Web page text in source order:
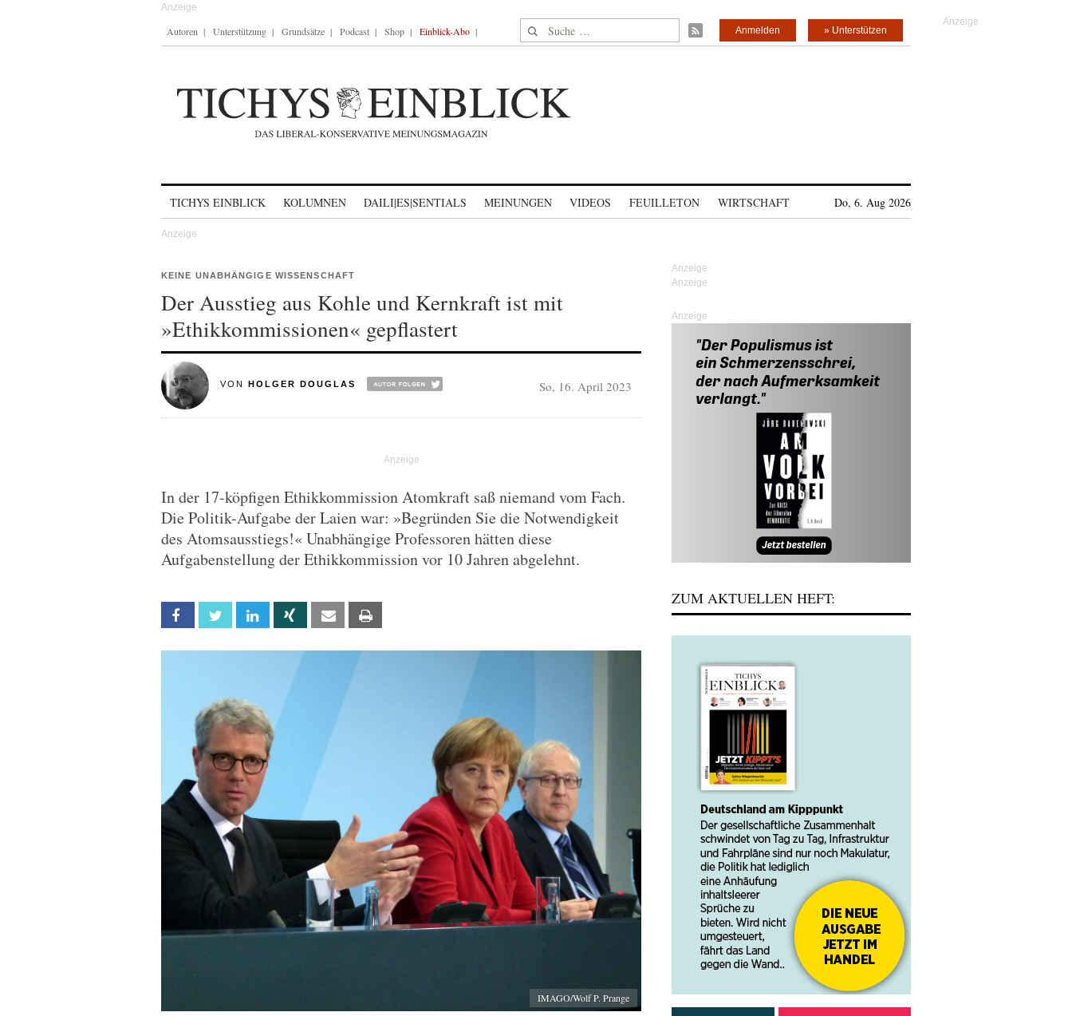
Autoren Unterstützung Grundsätze Podcast Shop Einblick-Abo Suche nach: » Unterstützen
Anmelden
TICHYS EINBLICK KOLUMNEN DAILI|ES|SENTIALS MEINUNGEN VIDEOS FEUILLETON WIRTSCHAFT Do, 6. Aug 2026
KEINE UNABHÄNGIGE WISSENSCHAFT
Der Ausstieg aus Kohle und Kernkraft ist mit
»Ethikkommissionen« gepflastert
VON HOLGER DOUGLAS So, 16. April 2023
In der 17-köpfigen Ethikkommission Atomkraft saß niemand vom Fach.
Die Politik-Aufgabe der Laien war: »Begründen Sie die Notwendigkeit
des Atomsausstiegs!« Unabhängige Professoren hätten diese
Aufgabenstellung der Ethikkommission vor 10 Jahren abgelehnt.
Facebook Twitter Linkedin Xing Email
IMAGO/Wolf P. Prange
Anzeige
ZUM AKTUELLEN HEFT: